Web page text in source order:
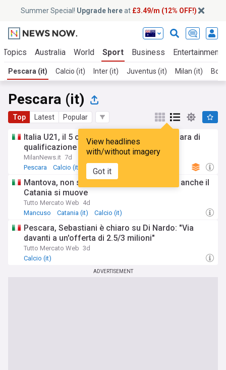
Summer Special! Upgrade hereat £3.49/m (12% OFF!)
Topics Australia World Sport Business Entertainment
Pescara (it) Calcio (it) Inter (it) Juventus (it) Milan (it)
Pescara (it)
Top Latest Popular
View headlines
with/without imagery
Got it
Italia U21, il 5 ottobre a Pescara L'ultima gara di
qualificazione a Euro '27
MilanNews.it 7d
Pescara
Calcio (it)
Mantova, non solo Pescara per Mancuso: anche il
Catania si muove
Tutto Mercato Web 4d
Mancuso
Catania (it) Calcio (it)
Pescara, Sebastiani è chiaro su Di Nardo: "Via
davanti a un'offerta di 2.5/3 milioni"
Tutto Mercato Web 3d
Calcio (it)
ADVERTISEMENT